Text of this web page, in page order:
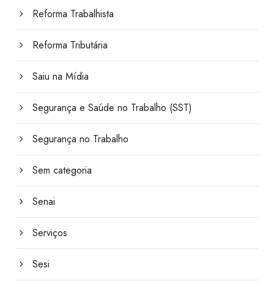
Reforma Trabalhista
Reforma Tributária
Saiu na Mídia
Segurança e Saúde no Trabalho (SST)
Segurança no Trabalho
Sem categoria
Senai
Serviços
Sesi